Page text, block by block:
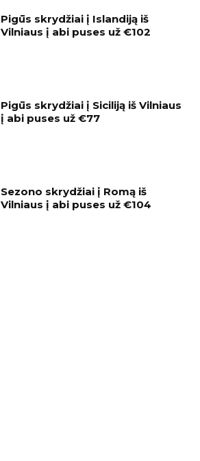
Pigūs skrydžiai į Islandiją iš
Vilniaus į abi puses už €102
Pigūs skrydžiai į Siciliją iš Vilniaus
į abi puses už €77
Sezono skrydžiai į Romą iš
Vilniaus į abi puses už €104